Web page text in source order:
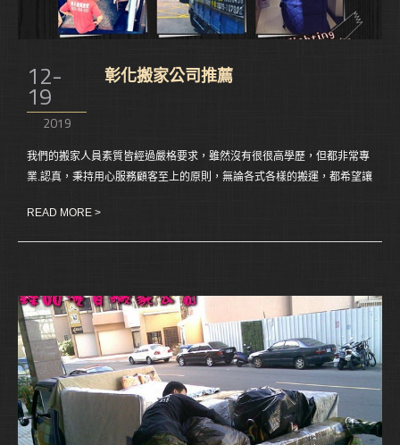
12-
19
2019
彰化搬家公司推薦
我們的搬家人員素質皆經過嚴格要求，雖然沒有很很高學歷，但都非常專
業.認真，秉持用心服務顧客至上的原則，無論各式各樣的搬運，都希望讓
READ MORE >